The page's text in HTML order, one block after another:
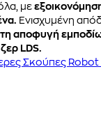
με
Ενισχυμένη
αποφυγή
LDS.
Σκούπες Robot